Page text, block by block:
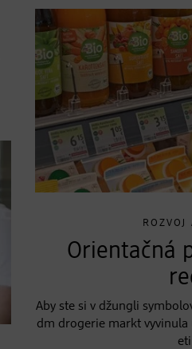
ROZVOJ
Orientačná
Aby ste si v džungli
dm drogerie markt vyvinula